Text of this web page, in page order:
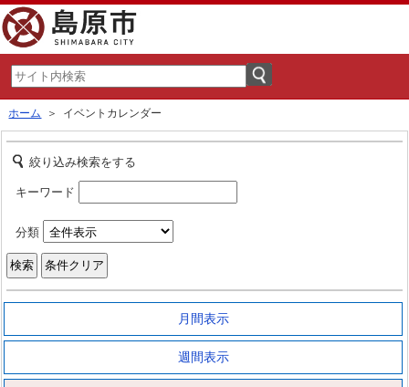
ホーム ＞ イベントカレンダー
絞り込み検索をする
キーワード
分類
月間表示
週間表示